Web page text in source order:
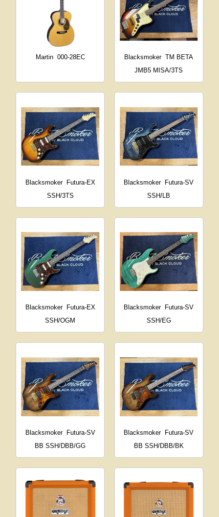
Martin 000-28EC Blacksmoker TM BETA
JMB5 MISA/3TS
Blacksmoker
Futura-EX
SSH/3TS
Blacksmoker Futura-SV
SSH/LB
Blacksmoker
Futura-EX
SSH/OGM
Blacksmoker
Futura-SV
SSH/EG
Blacksmoker
Futura-SV
BB SSH/DBB/GG
Blacksmoker Futura-SV
BB SSH/DBB/BK